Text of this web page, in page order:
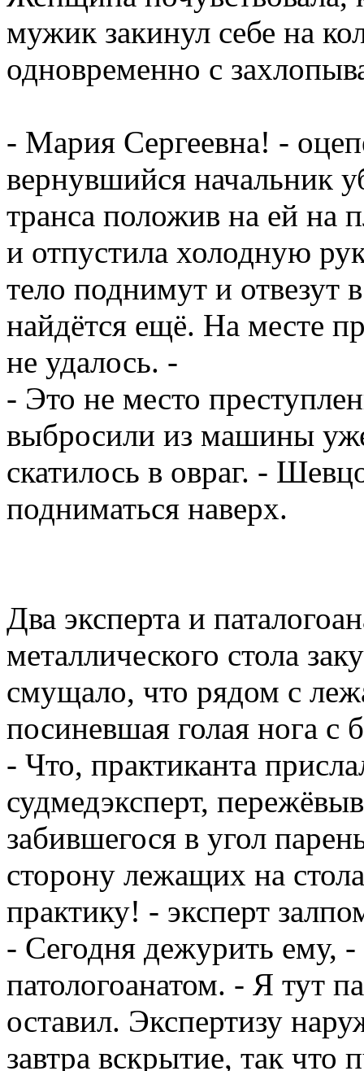
мужик закинул себе на
одновременно с
- Мария Сергеевна! -
вернувшийся начальник
транса положив на ей на
и отпустила холодную
тело поднимут и отвезут
найдётся ещё. На месте
не удалось. -
- Это не место
выбросили из машины
скатилось в овраг. -
подниматься наверх.
Два эксперта и
металлического стола
смущало, что рядом с
посиневшая голая нога с
- Что, практиканта
судмедэксперт,
забившегося в угол
сторону лежащих на
практику! - эксперт
- Сегодня дежурить ему,
патологоанатом. - Я тут
оставил. Экспертизу
завтра вскрытие, так что